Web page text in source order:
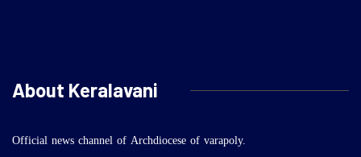
About Keralavani
Official news channel of Archdiocese of varapoly.